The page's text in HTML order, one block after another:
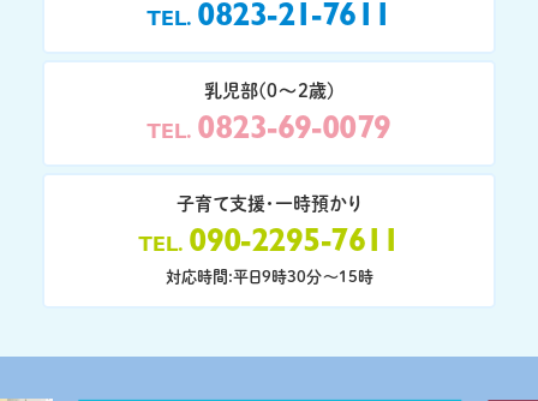
TEL 0823-21-7611
乳児部(0〜2歳)
TEL 0823-69-0079
子育て支援・一時預かり
TEL 090-2295-7611
対応時間:平日9時30分〜15時